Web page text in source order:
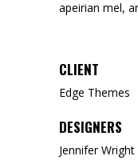
apeirian mel,
CLIENT
Edge Themes
DESIGNERS
Jennifer Wright